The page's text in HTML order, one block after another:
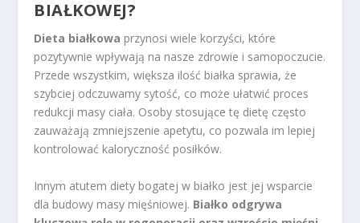
BIAŁKOWEJ?
Dieta białkowa przynosi wiele korzyści, które
pozytywnie wpływają na nasze zdrowie i samopoczucie.
Przede wszystkim, większa ilość białka sprawia, że
szybciej odczuwamy sytość, co może ułatwić proces
redukcji masy ciała. Osoby stosujące tę dietę często
zauważają zmniejszenie apetytu, co pozwala im lepiej
kontrolować kaloryczność posiłków.
Innym atutem diety bogatej w białko jest jej wsparcie
dla budowy masy mięśniowej. Białko odgrywa